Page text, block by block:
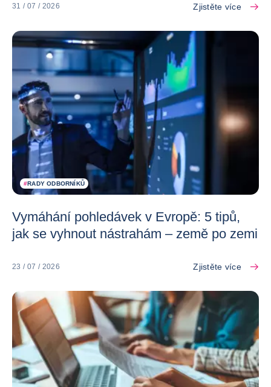
31 / 07 / 2026 Zjistěte více
#RADY ODBORNÍKŮ
Vymáhání pohledávek v Evropě: 5 tipů,
jak se vyhnout nástrahám – země po zemi
23 / 07 / 2026 Zjistěte více